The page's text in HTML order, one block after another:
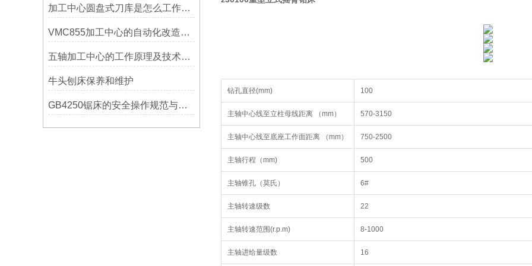
加工中心圆盘式刀库是怎么工作的？
VMC855加工中心的自动化改造与智能化应用说明
五轴加工中心的工作原理及技术优势
牛头刨床保养和维护
GB4250锯床的安全操作规范与注意事项
钻孔直径(mm) 100
主轴中心线至立柱母线距离 （mm） 570-3150
主轴中心线至底座工作面距离 （mm） 750-2500
主轴行程（mm) 500
主轴锥孔（莫氏） 6#
主轴转速级数 22
主轴转速范围(r.p.m) 8-1000
主轴进给量级数 16